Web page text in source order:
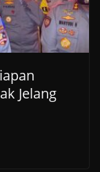
Jelang